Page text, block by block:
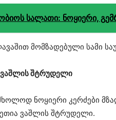
სალათი: ნოყიერი,
შტრუდელი
ნოყიერი კერძები
ვაშლის შტრუდელი.